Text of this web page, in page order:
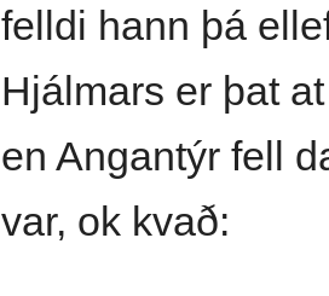
felldi hann þá
Hjálmars er þat
en Angantýr fell
var, ok kvað: